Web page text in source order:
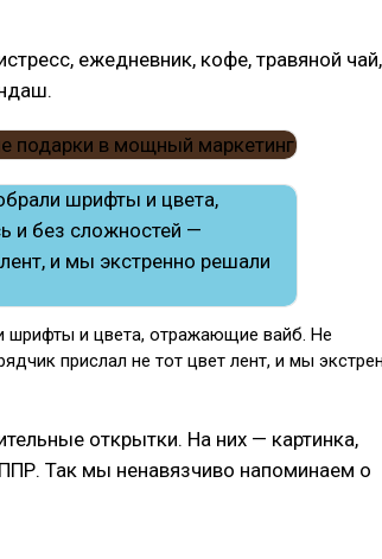
ежедневник, кофе, травяной чай,
и цвета, отражающие вайб. Не
прислал не тот цвет лент, и мы
открытки. На них — картинка,
Так мы ненавязчиво напоминаем о